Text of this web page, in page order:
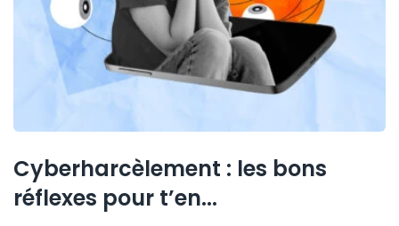
Cyberharcèlement : les bons
réflexes pour t’en...